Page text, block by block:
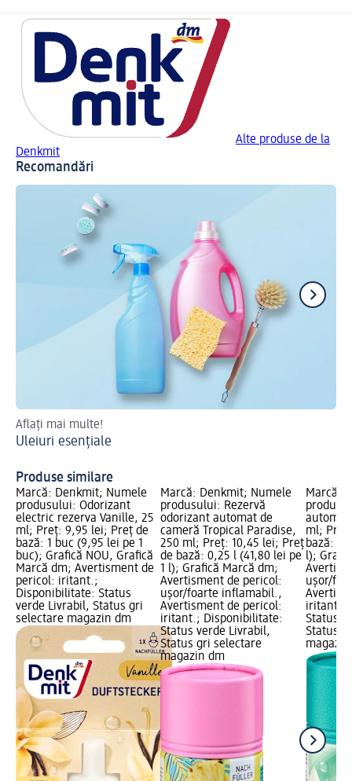
Alte produse de la
Denkmit
Recomandări
Aflați mai multe!
Uleiuri esențiale
Produse similare
Marcă: Denkmit; Numele
produsului: Odorizant
electric rezerva Vanille, 25
ml; Preț: 9,95 lei; Preț de
bază: 1 buc (9,95 lei pe 1
buc); Grafică NOU, Grafică
Marcă dm; Avertisment de
pericol: iritant.;
Disponibilitate: Status
verde Livrabil, Status gri
selectare magazin dm
Marcă: Denkmit; Numele
produsului: Rezervă
odorizant automat de
cameră Tropical Paradise,
250 ml; Preț: 10,45 lei; Preț
de bază: 0,25 l (41,80 lei pe
1 l); Grafică Marcă dm;
Avertisment de pericol:
ușor/foarte inflamabil.,
Avertisment de pericol:
iritant.; Disponibilitate:
Status verde Livrabil,
Status gri selectare
magazin dm
Marcă:
automat
ml;
bază:
l);
ușor/
iritant.;
Status
Status